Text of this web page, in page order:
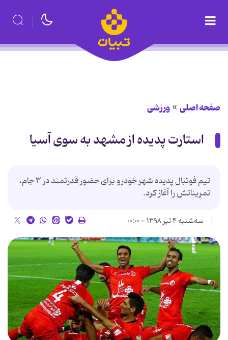
صفحه اصلی ورزشی
استارت پدیده از مشهد به سوی آسیا
تیم فوتبال پدیده شهر خودرو برای حضور قدرتمند در ۳ جام،
تمریناتش را آغاز کرد.
سه‌شنبه ۴ تیر ۱۳۹۸ - ۰۰:۰۰